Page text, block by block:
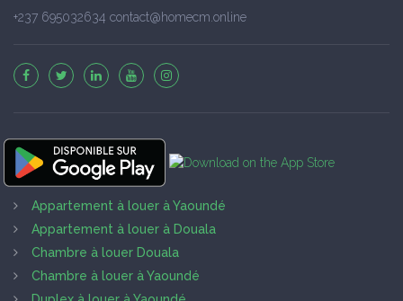
+237 695032634 contact@homecm.online
Appartement à louer à Yaoundé
Appartement à louer à Douala
Chambre à louer Douala
Chambre à louer à Yaoundé